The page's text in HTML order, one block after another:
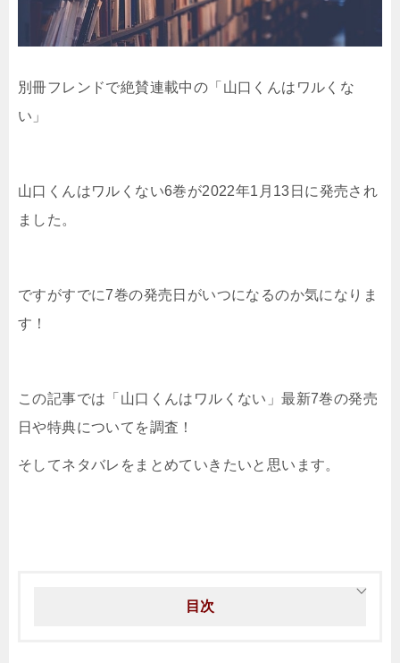
別冊フレンドで絶賛連載中の「 山口くんはワルくな
い」
山口くんはワルくない6巻が2022年1月13日に発売され
ました。
ですがすでに7巻の発売日がいつになるのか気になりま
す！
この記事では「 山口くんはワルくない 」最新7巻の発売
日や特典についてを調査！
そしてネタバレをまとめていきたいと思います。
目次